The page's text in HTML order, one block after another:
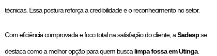
técnicas. Essa postura reforça a credibilidade e o reconhecimento no setor.
Com eficiência comprovada e foco total na satisfação do cliente, aSadespse
destaca como a melhor opção para quem buscalimpa fossa em Utinga.